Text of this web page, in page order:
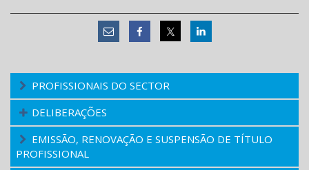
PROFISSIONAIS DO SECTOR
DELIBERAÇÕES
EMISSÃO, RENOVAÇÃO E SUSPENSÃO DE TÍTULO
PROFISSIONAL